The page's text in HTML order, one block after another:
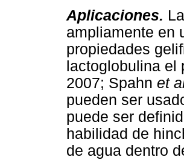
Aplicaciones.
ampliamente en
propiedades
lactoglobulina
2007; Spahn et
pueden ser
puede ser
habilidad de
de agua dentro